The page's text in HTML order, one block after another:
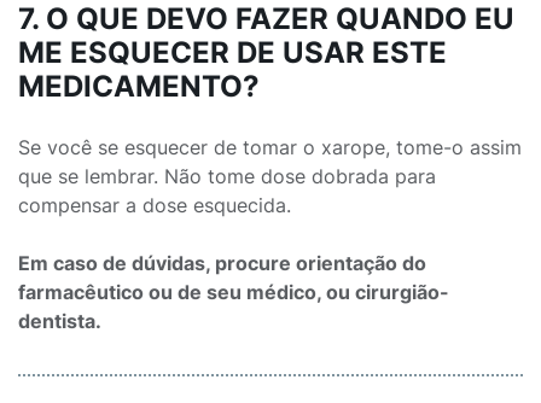
7. O QUE DEVO FAZER QUANDO EU
ME ESQUECER DE USAR ESTE
MEDICAMENTO?
Se você se esquecer de tomar o xarope, tome-o assim
que se lembrar. Não tome dose dobrada para
compensar a dose esquecida.
Em caso de dúvidas, procure orientação do
farmacêutico ou de seu médico, ou cirurgião-
dentista.